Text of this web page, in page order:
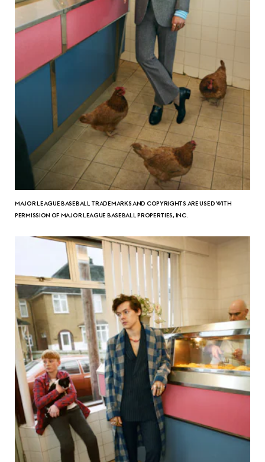
MAJOR LEAGUE BASEBALL TRADEMARKS AND COPYRIGHTS ARE USED WITH
PERMISSION OF MAJOR LEAGUE BASEBALL PROPERTIES, INC.